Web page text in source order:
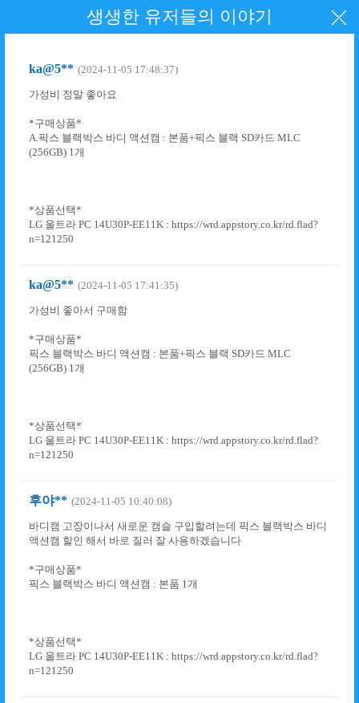
생생한 유저들의 이야기
ka@5** (2024-11-05 17:48:37)
가성비 정말 좋아요
*구매상품*
A.픽스 블랙박스 바디 액션캠 : 본품+픽스 블랙 SD카드 MLC
(256GB) 1개
*상품선택*
LG 울트라 PC 14U30P-EE11K : https://wrd.appstory.co.kr/rd.flad?
n=121250
ka@5** (2024-11-05 17:41:35)
가성비 좋아서 구매함
*구매상품*
픽스 블랙박스 바디 액션캠 : 본품+픽스 블랙 SD카드 MLC
(256GB) 1개
*상품선택*
LG 울트라 PC 14U30P-EE11K : https://wrd.appstory.co.kr/rd.flad?
n=121250
후야** (2024-11-05 10:40:08)
바디캠 고장이나서 새로운 캠슬 구입할려는데 픽스 블랙박스 바디
액션캠 할인 해서 바로 질러 잘 사용하겠습니다
*구매상품*
픽스 블랙박스 바디 액션캠 : 본품 1개
*상품선택*
LG 울트라 PC 14U30P-EE11K : https://wrd.appstory.co.kr/rd.flad?
n=121250